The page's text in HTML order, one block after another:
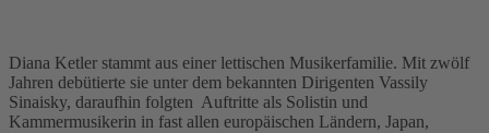
Diana Ketler stammt aus einer lettischen Musikerfamilie. Mit zwölf
Jahren debütierte sie unter dem bekannten Dirigenten Vassily
Sinaisky, daraufhin folgten Auftritte als Solistin und
Kammermusikerin in fast allen europäischen Ländern, Japan,